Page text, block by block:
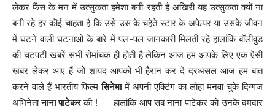
लेकर फैंस के मन में उत्सुकता हमेशा बनी रहती है अखिरी यह उत्सुकता क्यों ना
बनी रहे हर कॊई चाहता है कि उसे उस के चहेते स्टार के अफेयर या उसके जीवन
में घटने वाली घटनाओं के बारे में पल-पल जानकारी मिलती रहे हालांकि बॉलीवुड
की चटपटी खबरें सभी रोमांचक ही होती है लेकिन आज हम आपके लिए एक ऐसी
खबर लेकर आए हैं जो शायद आपको भी हैरान कर दे दरअसल आज हम बात
करने वाले हैं भारतीय फिल्मसिनेमामें अपनी एक्टिंग का लोहा मनवा चुके दिग्गज
अभिनेतानाना पाटेकरकी ! हालांकि आप सब नाना पाटेकर को उनके दमदार